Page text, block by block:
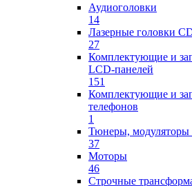
Аудиоголовки
14
Лазерные головки
27
Комплектующие и
LCD-панелей
151
Комплектующие и
телефонов
1
Тюнеры, модуляторы
37
Моторы
46
Строчные